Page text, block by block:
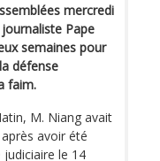
mercredi
Pape
semaines pour
défense
faim.
M. Niang avait
avoir été
le 14